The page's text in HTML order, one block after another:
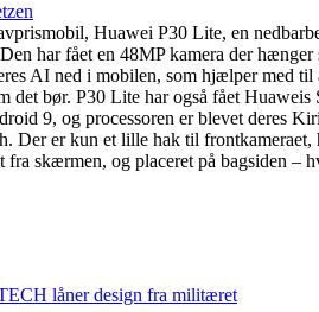
Huawei P30 Lite, en
har fået en 48MP kamera der
AI ned i mobilen, som hjælper med
det bør. P30 Lite har også fået
9, og processoren er blevet deres
Der er kun et lille hak til
fra skærmen, og placeret på bagsiden
låner design fra militæret